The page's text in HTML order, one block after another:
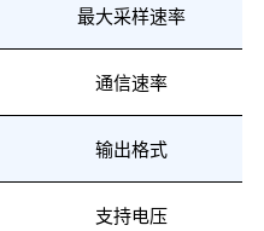
最大采样速率
通信速率
输出格式
支持电压